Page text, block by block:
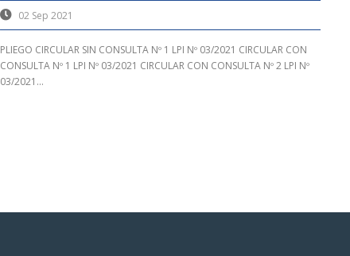
02 Sep 2021
PLIEGO CIRCULAR SIN CONSULTA Nº 1 LPI Nº 03/2021 CIRCULAR CON
CONSULTA Nº 1 LPI Nº 03/2021 CIRCULAR CON CONSULTA Nº 2 LPI Nº
03/2021...